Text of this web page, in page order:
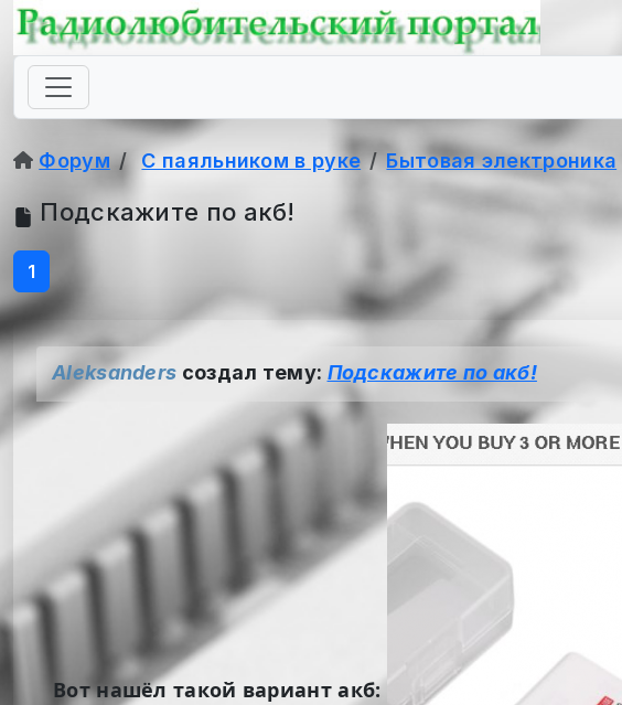
Форум С паяльником в руке Бытовая электроника
Подскажите по акб!
1
Aleksanders создал тему: Подскажите по акб!
Вот нашёл такой вариант акб: